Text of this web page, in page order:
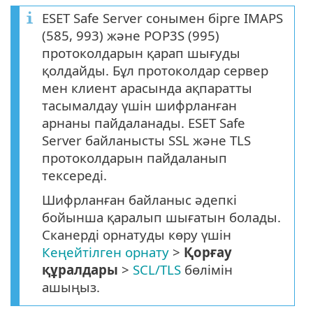
ESET Safe Server сонымен бірге IMAPS
(585, 993) және POP3S (995)
протоколдарын қарап шығуды
қолдайды. Бұл протоколдар сервер
мен клиент арасында ақпаратты
тасымалдау үшін шифрланған
арнаны пайдаланады. ESET Safe
Server байланысты SSL және TLS
протоколдарын пайдаланып
тексереді.
Шифрланған байланыс әдепкі
бойынша қаралып шығатын болады.
Сканерді орнатуды көру үшін
Кеңейтілген орнату > Қорғау
құралдары > SCL/TLS бөлімін
ашыңыз.